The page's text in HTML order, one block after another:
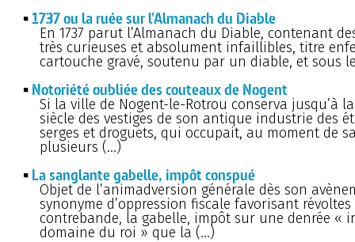
1737 ou la ruée sur l'Almanach du Diable
En 1737 parut l’Almanach du Diable, contenant
très curieuses et absolument infaillibles, titre
cartouche gravé, soutenu par un diable, et sous
Notoriété oubliée des couteaux de Nogent
Si la ville de Nogent-le-Rotrou conserva jusqu’à
siècle des vestiges de son antique industrie des
serges et droguets, qui occupait, au moment de
plusieurs (…)
La sanglante gabelle, impôt conspué
Objet de l’animadversion générale dès son
synonyme d’oppression fiscale favorisant révoltes
contrebande, la gabelle, impôt sur une denrée «
domaine du roi » que la (…)